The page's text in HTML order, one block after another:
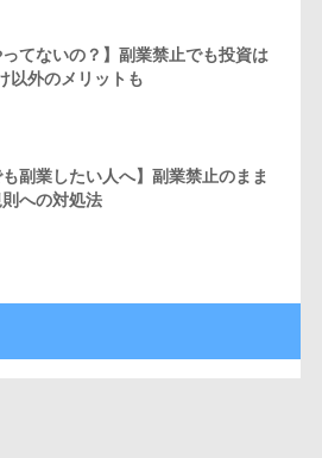
ってないの？】副業禁止でも投資は
以外のメリットも
も副業したい人へ】副業禁止のまま
への対処法